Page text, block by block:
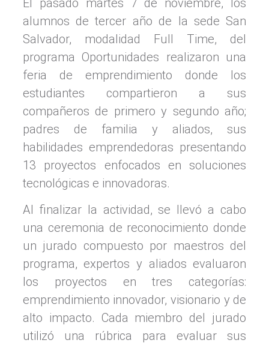
alumnos de tercer año de la sede San
Salvador, modalidad Full Time, del
programa Oportunidades realizaron una
feria de emprendimiento donde los
estudiantes compartieron a sus
compañeros de primero y segundo año;
padres de familia y aliados, sus
habilidades emprendedoras presentando
13 proyectos enfocados en soluciones
tecnológicas e innovadoras.
Al finalizar la actividad, se llevó a cabo
una ceremonia de reconocimiento donde
un jurado compuesto por maestros del
programa, expertos y aliados evaluaron
los proyectos en tres categorías:
emprendimiento innovador, visionario y de
alto impacto. Cada miembro del jurado
utilizó una rúbrica para evaluar sus